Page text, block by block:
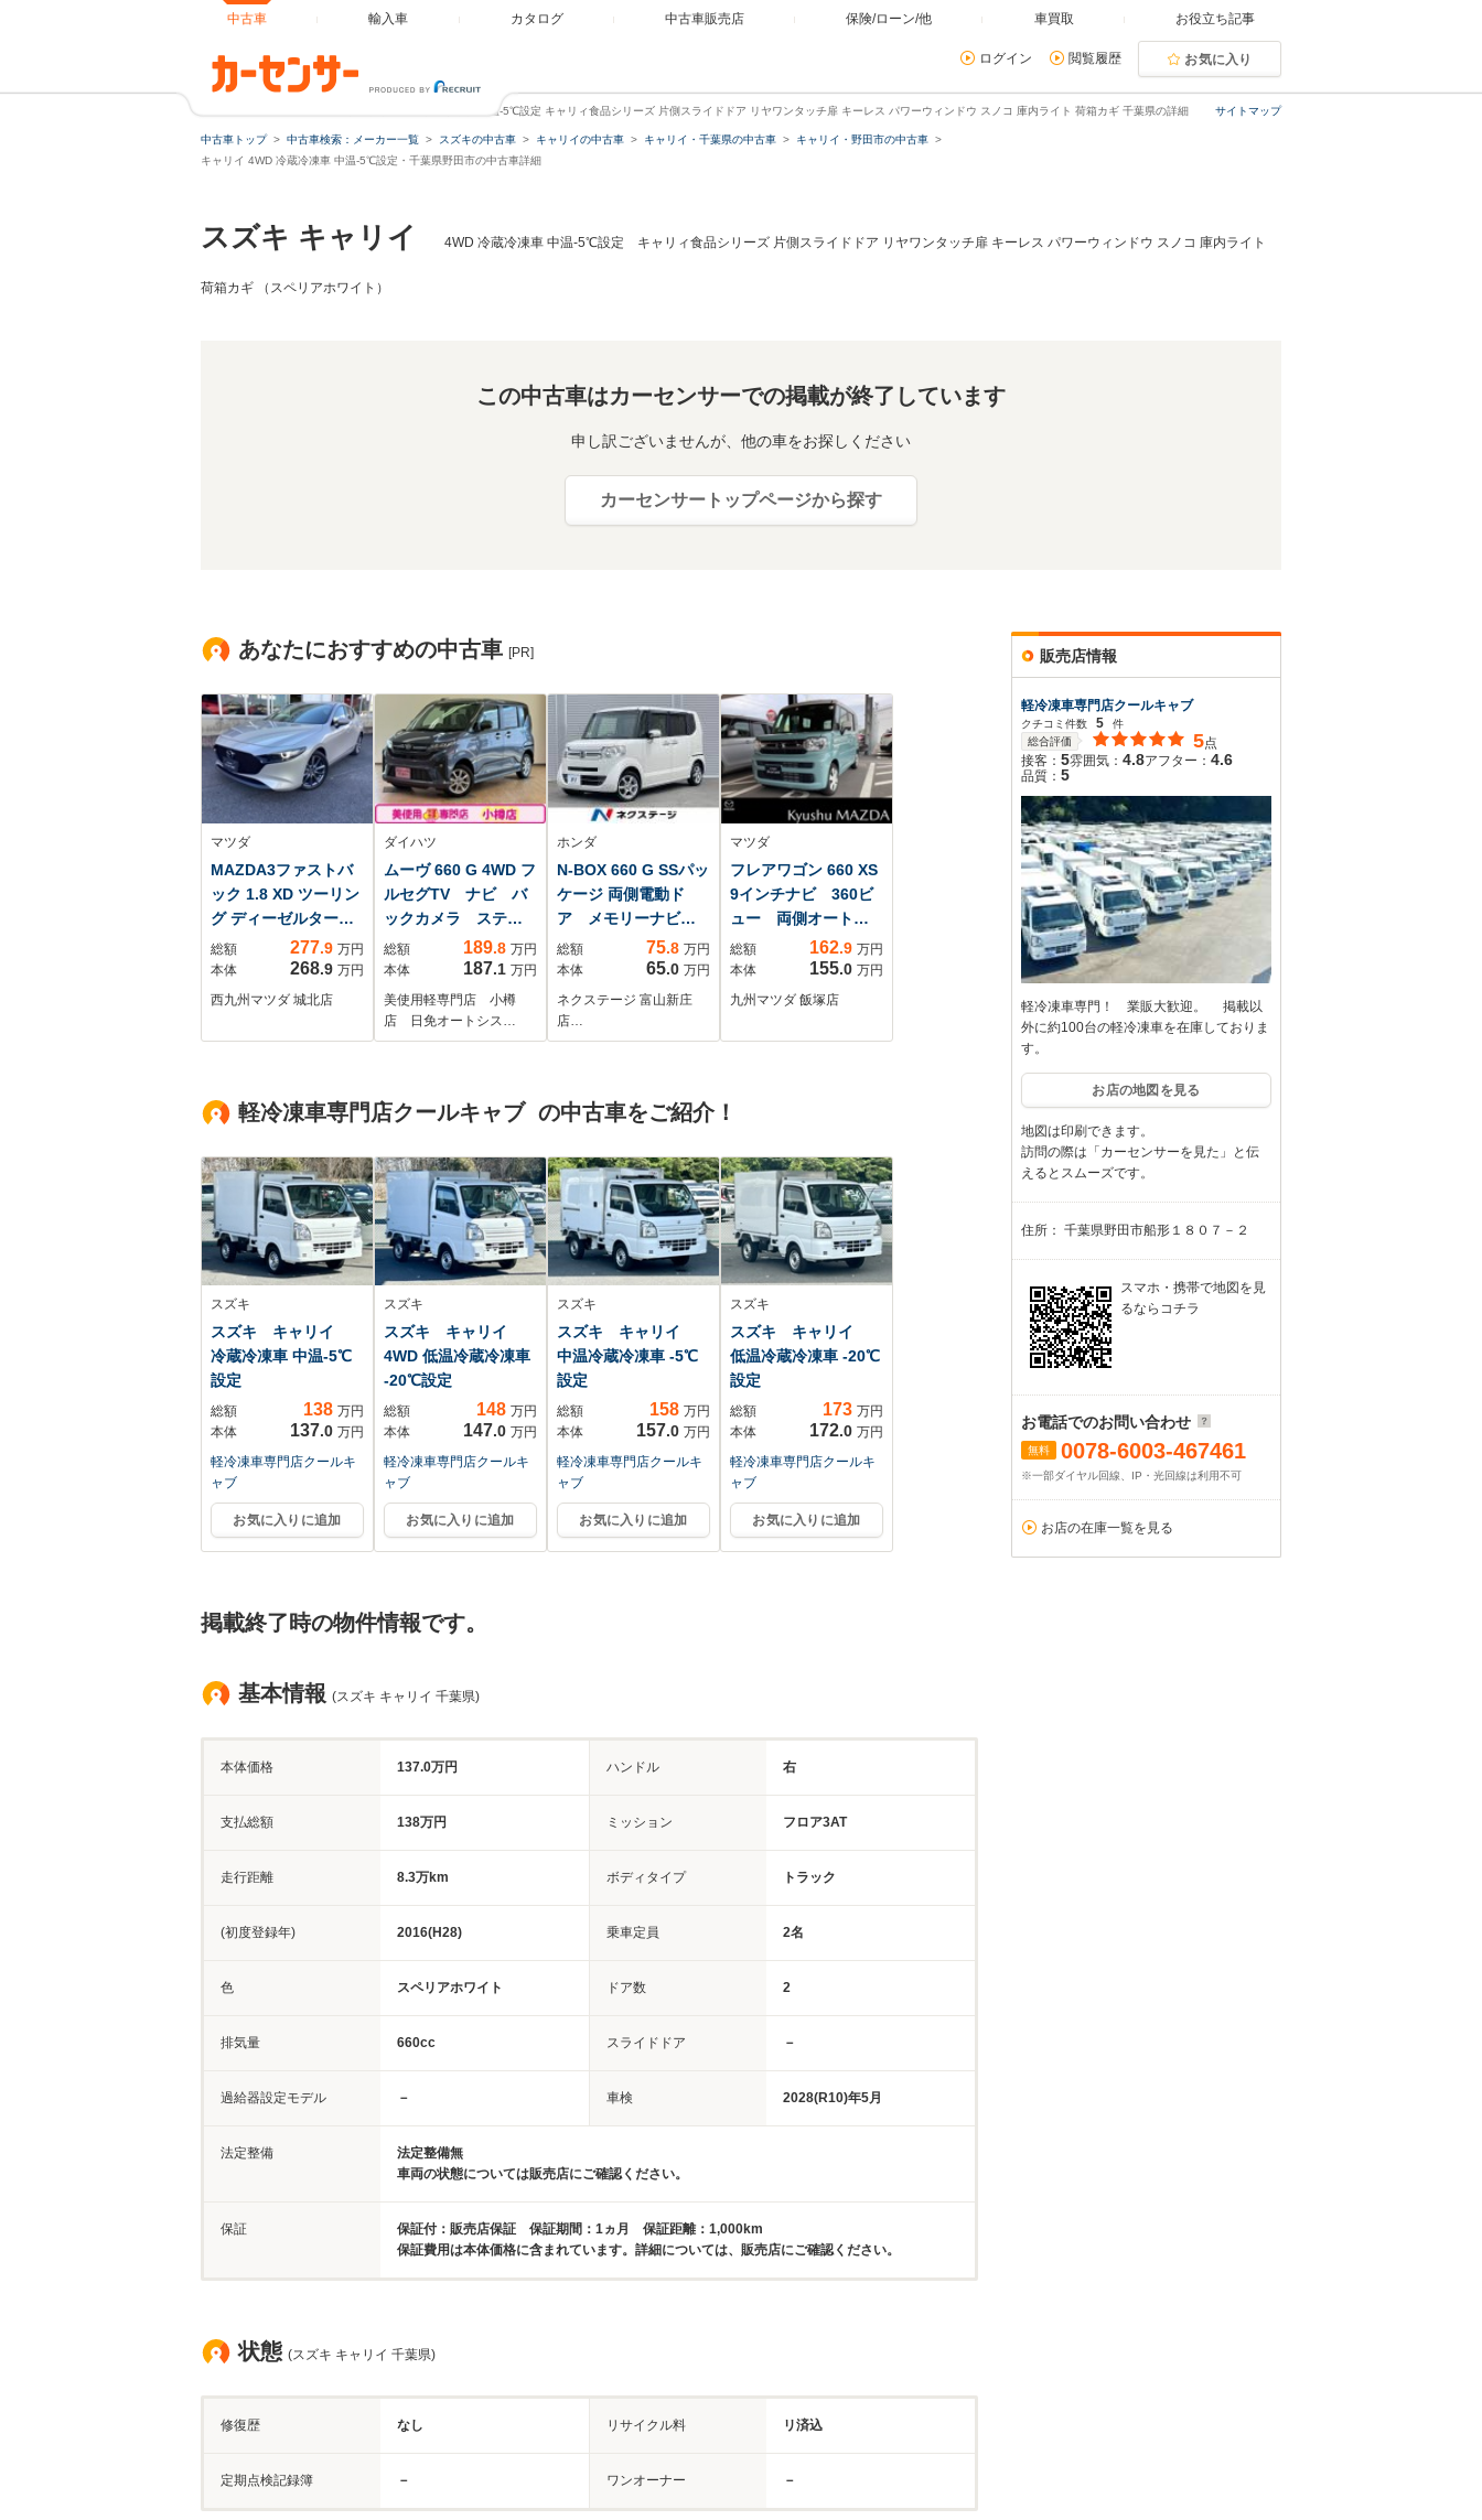
中古車 輸入車 カタログ 中古車販売店 保険/ローン/他 車買取 お役立ち記事
ログイン 閲覧履歴 お気に入り
サイトマップ
キャリイ 4WD 冷蔵冷凍車 中温-5℃設定 キャリィ食品シリーズ 片側スライドドア リヤワンタッチ扉 キーレス パワーウィンドウ スノコ 庫内ライト 荷箱カギ 千葉県の詳細
中古車トップ 中古車検索：メーカー一覧 スズキの中古車 キャリイの中古車 キャリイ・千葉県の中古車
キャリイ・野田市の中古車
キャリイ 4WD 冷蔵冷凍車 中温-5℃設定・千葉県野田市の中古車詳細
スズキ キャリイ 4WD 冷蔵冷凍車 中温-5℃設定 キャリィ食品シリーズ 片側スライドドア リヤワンタッチ扉 キーレス パワーウィンドウ スノコ 庫内ライト
荷箱カギ （スペリアホワイト）
この中古車はカーセンサーでの掲載が終了しています
申し訳ございませんが、他の車をお探しください
カーセンサートップページから探す
あなたにおすすめの中古車 [PR]
マツダ
MAZDA3ファストバ
ック 1.8 XD ツーリン
グ ディーゼルターボ
エアバック ABS
マツダコネクト ナ
ビ フルセグTV
ー BOSEサウンド
ETC
総額 277.9 万円
本体
268.9 万円
西九州マツダ 城北店
ダイハツ
ムーヴ 660 G 4WD フ
ルセグTV ナビ バ
ックカメラ ステコ
ン クルコン 両側
パワースライドド
ア 衝突軽減ブレー
キ 横滑り防止
総額 189.8 万円
本体
187.1 万円
美使用軽専門店 小樽
店 日免オートシス…
ホンダ
N-BOX 660 G SSパッ
ケージ 両側電動ド
ア メモリーナビ
バックカメラ 禁煙
車 スマートキー
HIDヘッド ビルトイ
ンETC オートライ
ト オートエアコ
セグ
総額 75.8 万円
本体
65.0 万円
ネクステージ 富山新庄
店…
マツダ
フレアワゴン 660 XS
9インチナビ 360ビ
ュー 両側オートス
ライド ETC
総額 162.9 万円
本体
155.0 万円
九州マツダ 飯塚店
軽冷凍車専門店クールキャブ の中古車をご紹介！
スズキ
スズキ キャリイ
冷蔵冷凍車 中温-5℃
設定
総額 138 万円
本体
137.0 万円
軽冷凍車専門店クールキ
ャブ
お気に入りに追加
スズキ
スズキ キャリイ
4WD 低温冷蔵冷凍車
-20℃設定
総額 148 万円
本体
147.0 万円
軽冷凍車専門店クールキ
ャブ
お気に入りに追加
スズキ
スズキ キャリイ
中温冷蔵冷凍車 -5℃
設定
総額 158 万円
本体
157.0 万円
軽冷凍車専門店クールキ
ャブ
お気に入りに追加
スズキ
スズキ キャリイ
低温冷蔵冷凍車 -20℃
設定
総額 173 万円
本体
172.0 万円
軽冷凍車専門店クールキ
ャブ
お気に入りに追加
掲載終了時の物件情報です。
基本情報 (スズキ キャリイ 千葉県)
本体価格 137.0万円 ハンドル 右
支払総額 138万円 ミッション フロア3AT
走行距離 8.3万km ボディタイプ トラック
(初度登録年) 2016(H28) 乗車定員 2名
色 スペリアホワイト ドア数 2
排気量 660cc スライドドア －
過給器設定モデル － 車検 2028(R10)年5月
法定整備
法定整備無
車両の状態については販売店にご確認ください。
保証
保証付：販売店保証 保証期間：1ヵ月 保証距離：1,000km
保証費用は本体価格に含まれています。詳細については、販売店にご確認ください。
状態 (スズキ キャリイ 千葉県)
修復歴 なし リサイクル料 リ済込
定期点検記録簿 － ワンオーナー －
販売店情報
軽冷凍車専門店クールキャブ
クチコミ件数 5
件
総合評価
5点
接客： 5雰囲気： 4.8アフター： 4.6
品質： 5
軽冷凍車専門！ 業販大歓迎。 掲載以
外に約100台の軽冷凍車を在庫しておりま
す。
お店の地図を見る
地図は印刷できます。
訪問の際は「カーセンサーを見た」と伝
えるとスムーズです。
住所： 千葉県野田市船形１８０７－２
スマホ・携帯で地図を見
るならコチラ
お電話でのお問い合わせ
無料 0078-6003-467461
※一部ダイヤル回線、IP・光回線は利用不可
お店の在庫一覧を見る